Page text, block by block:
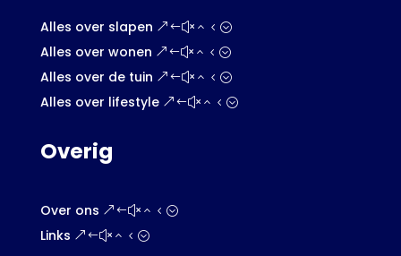
Alles over slapen
Alles over wonen
Alles over de tuin
Alles over lifestyle
Overig
Over ons
Links